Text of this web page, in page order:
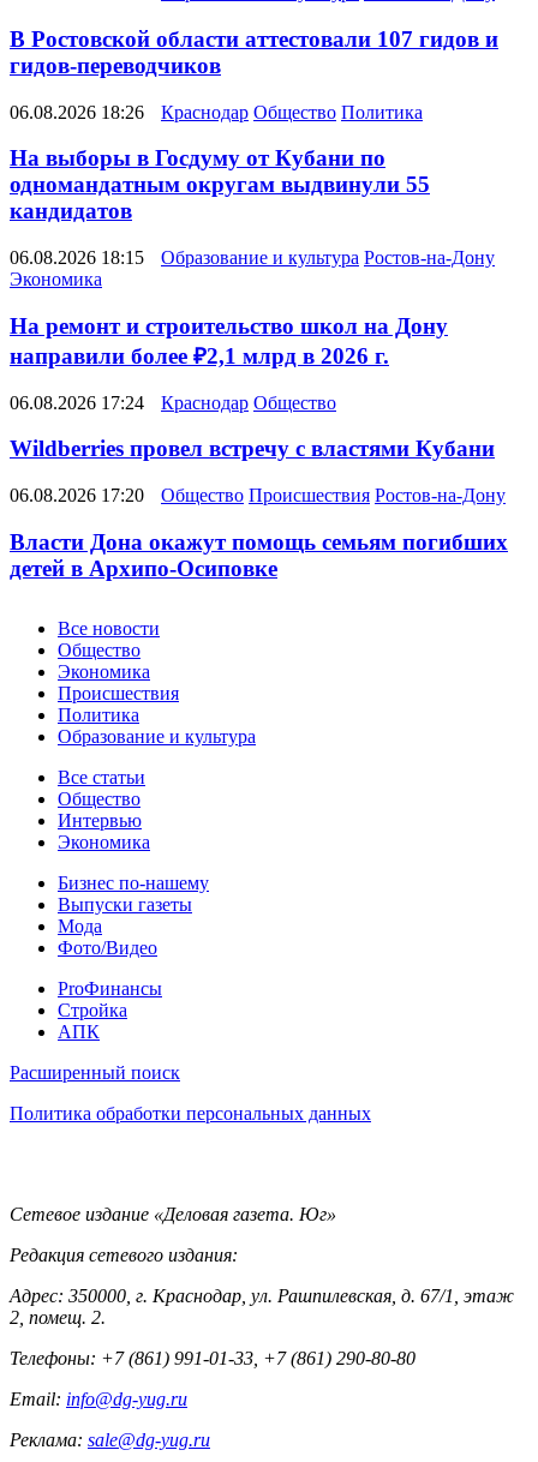
В Ростовской области аттестовали 107 гидов и
гидов-переводчиков
06.08.2026 18:26 Краснодар Общество Политика
На выборы в Госдуму от Кубани по
одномандатным округам выдвинули 55
кандидатов
06.08.2026 18:15 Образование и культура Ростов-на-Дону
Экономика
На ремонт и строительство школ на Дону
направили более ₽2,1 млрд в 2026 г.
06.08.2026 17:24 Краснодар Общество
Wildberries провел встречу с властями Кубани
06.08.2026 17:20 Общество Происшествия Ростов-на-Дону
Власти Дона окажут помощь семьям погибших
детей в Архипо-Осиповке
Новости
Все новости
Общество
Экономика
Происшествия
Политика
Образование и культура
Статьи
Все статьи
Общество
Интервью
Экономика
Разное
Бизнес по-нашему
Выпуски газеты
Мода
Фото/Видео
Pro
ProФинансы
Стройка
АПК
Информация
Расширенный поиск
Политика обработки персональных данных
Контакты
Сетевое издание «Деловая газета. Юг»
Редакция сетевого издания:
Адрес: 350000, г. Краснодар, ул. Рашпилевская, д. 67/1, этаж
2, помещ. 2.
Телефоны: +7 (861) 991-01-33, +7 (861) 290-80-80
Email: info@dg-yug.ru
Реклама: sale@dg-yug.ru